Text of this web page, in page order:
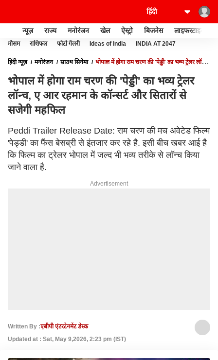
न्यूज़ राज्य मनोरंजन खेल ऐस्ट्रो बिजनेस लाइफस्टाइल
मौसम राशिफल फोटो गैलरी Ideas of India INDIA AT 2047
हिंदी न्यूज़ मनोरंजन साउथ सिनेमा
भोपाल में होगा राम चरण की 'पेड्डी' का भव्य ट्रेलर लॉन्च,
भोपाल में होगा राम चरण की 'पेड्डी' का भव्य ट्रेलर
लॉन्च, ए आर रहमान के कॉन्सर्ट और सितारों से
सजेगी महफिल
Peddi Trailer Release Date: राम चरण की मच अवेटेड फिल्म
'पेड्डी' का फैंस बेसब्री से इंतजार कर रहे है. इसी बीच खबर आई है
कि फिल्म का ट्रेलर भोपाल में जल्द भी भव्य तरीके से लॉन्च किया
जाने वाला है.
Advertisement
Written By :एबीपी एंटरटेनमेंट डेस्क
Updated at : Sat, May 9,2026, 2:23 pm (IST)